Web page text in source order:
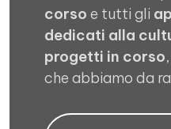
corso e tutti gli
dedicati alla
progetti in corso
che abbiamo da